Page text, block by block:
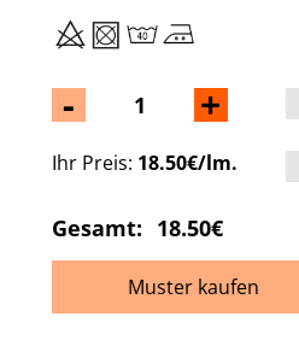
- +
Ihr Preis: 18.50€/lm.
Gesamt: 18.50€
Muster kaufen